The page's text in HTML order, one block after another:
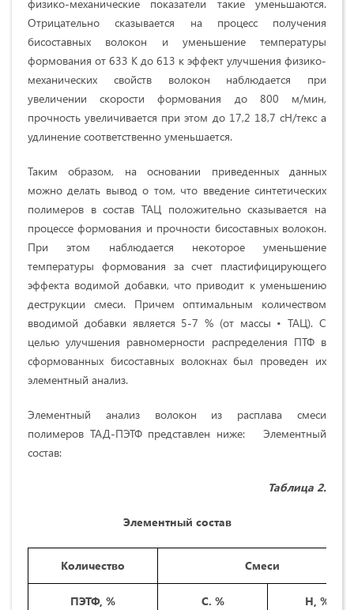
физико-механические показатели такие уменьшаются.
Отрицательно сказывается на процесс получения
бисоставных волокон и уменьшение температуры
формования от 633 К до 613 к эффект улучшения физико-
механических свойств волокон наблюдается при
увеличении скорости формования до 800 м/мин,
прочность увеличивается при этом до 17,2 18,7 сН/текс а
удлинение соответственно уменьшается.
Таким образом, на основании приведенных данных
можно делать вывод о том, что введение синтетических
полимеров в состав ТАЦ положительно сказывается на
процессе формования и прочности бисоставных волокон.
При этом наблюдается некоторое уменьшение
температуры формования за счет пластифицирующего
эффекта водимой добавки, что приводит к уменьшению
деструкции смеси. Причем оптимальным количеством
вводимой добавки является 5-7 % (от массы • ТАЦ). С
целью улучшения равномерности распределения ПТФ в
сформованных бисоставных волокнах был проведен их
элементный анализ.
Элементный анализ волокон из расплава смеси
полимеров ТАД-ПЭТФ представлен ниже: Элементный
состав:
Таблица 2.
Элементный состав
Количество Смеси
ПЭТФ, % С. % Н, %